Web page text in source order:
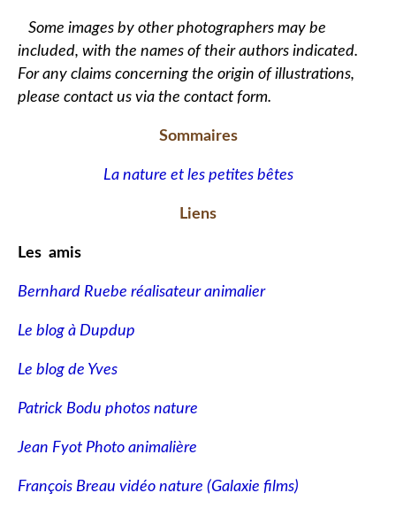
Some images by other photographers may be
included, with the names of their authors indicated.
For any claims concerning the origin of illustrations,
please contact us via the contact form.
Sommaires
La nature et les petites bêtes
Liens
Les amis
Bernhard Ruebe réalisateur animalier
Le blog à Dupdup
Le blog de Yves
Patrick Bodu photos nature
Jean Fyot Photo animalière
François Breau vidéo nature (Galaxie films)